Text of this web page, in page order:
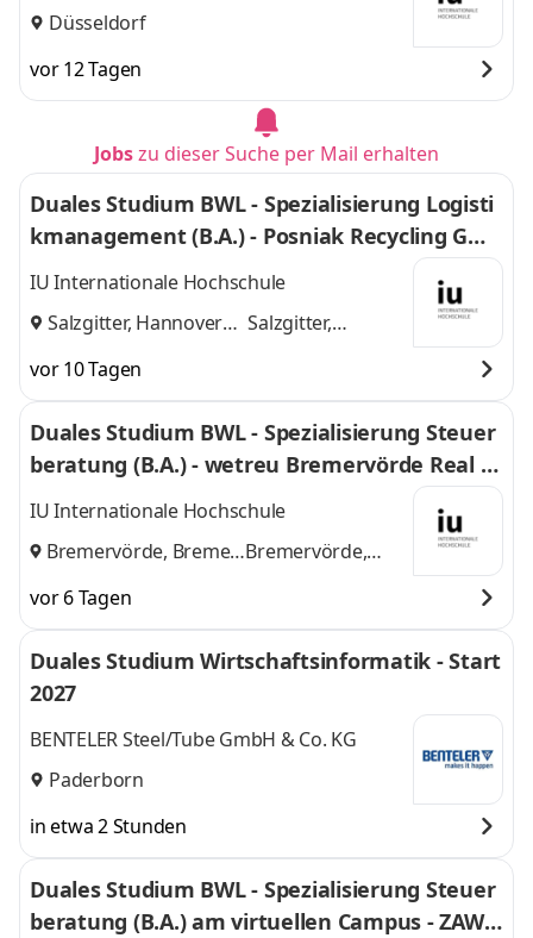
Düsseldorf
vor 12 Tagen
Jobszu dieser Suche per Mail erhalten
Duales Studium BWL - Spezialisierung Logisti
kmanagement (B.A.) - Posniak Recycling Gmb
H
IU Internationale Hochschule
Salzgitter, Hannover
Salzgitter,
vor 10 Tagen
Duales Studium BWL - Spezialisierung Steuer
beratung (B.A.) - wetreu Bremervörde Real Tr
euhand KG Steuerberatungsgesellschaft
IU Internationale Hochschule
Bremervörde, BremenBremervörde,
vor 6 Tagen
Duales Studium Wirtschaftsinformatik - Start
2027
BENTELER Steel/Tube GmbH & Co. KG
Paderborn
in etwa 2 Stunden
Duales Studium BWL - Spezialisierung Steuer
beratung (B.A.) am virtuellen Campus - ZAWI-